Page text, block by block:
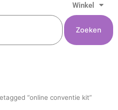
Winkel
Zoeken
“online conventie kit”